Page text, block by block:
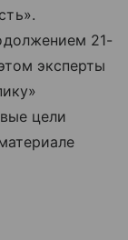
21-
эксперты
цели